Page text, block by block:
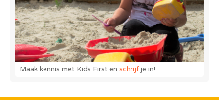
Maak kennis met Kids First en schrijfje in!